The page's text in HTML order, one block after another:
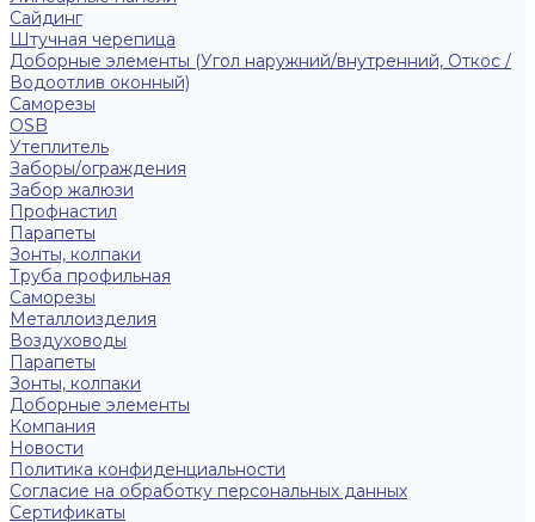
Сайдинг
Штучная черепица
Доборные элементы (Угол наружний/внутренний, Откос /
Водоотлив оконный)
Саморезы
OSB
Утеплитель
Заборы/ограждения
Забор жалюзи
Профнастил
Парапеты
Зонты, колпаки
Труба профильная
Саморезы
Металлоизделия
Воздуховоды
Парапеты
Зонты, колпаки
Доборные элементы
Компания
Новости
Политика конфиденциальности
Согласие на обработку персональных данных
Сертификаты